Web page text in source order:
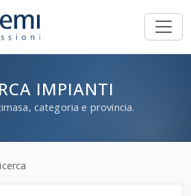
IMPIANTI
categoria e provincia.